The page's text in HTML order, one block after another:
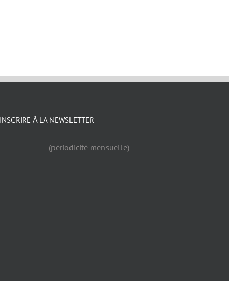
À LA NEWSLETTER
(périodicité mensuelle)